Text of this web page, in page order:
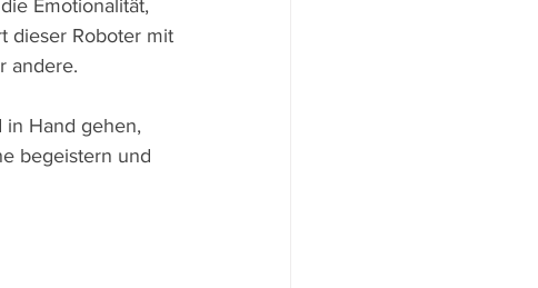
Emotionalität,
dieser Roboter mit
andere.
in Hand gehen,
begeistern und